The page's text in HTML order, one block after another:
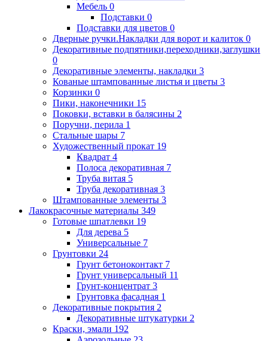
Мебель 0
Подставки 0
Подставки для цветов 0
Дверные ручки.Накладки для ворот и калиток 0
Декоративные подпятники,переходники,заглушки
0
Декоративные элементы, накладки 3
Кованые штампованные листья и цветы 3
Корзинки 0
Пики, наконечники 15
Поковки, вставки в балясины 2
Поручни, перила 1
Стальные шары 7
Художественный прокат 19
Квадрат 4
Полоса декоративная 7
Труба витая 5
Труба декоративная 3
Штампованные элементы 3
Лакокрасочные материалы 349
Готовые шпатлевки 19
Для дерева 5
Универсальные 7
Грунтовки 24
Грунт бетоноконтакт 7
Грунт универсальный 11
Грунт-концентрат 3
Грунтовка фасадная 1
Декоративные покрытия 2
Декоративные штукатурки 2
Краски, эмали 192